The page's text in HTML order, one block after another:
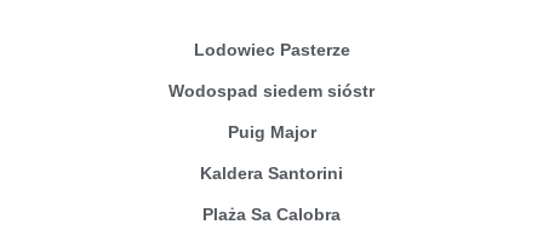
Lodowiec Pasterze
Wodospad siedem sióstr
Puig Major
Kaldera Santorini
Plaża Sa Calobra